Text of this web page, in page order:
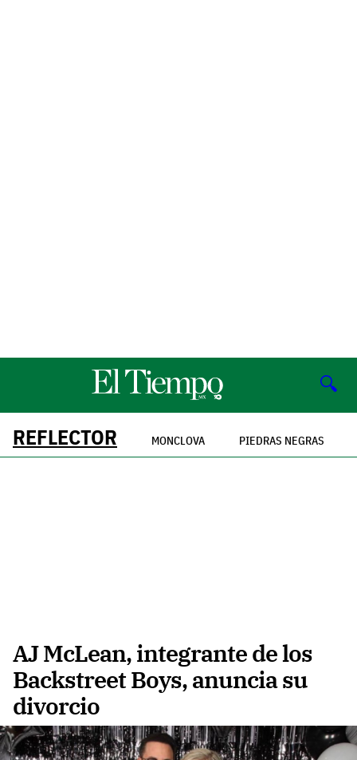
🔍
REFLECTOR MONCLOVA PIEDRAS NEGRAS
AJ McLean, integrante de los
Backstreet Boys, anuncia su
divorcio